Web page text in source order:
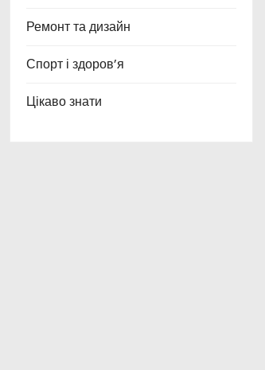
Ремонт та дизайн
Спорт і здоров’я
Цікаво знати